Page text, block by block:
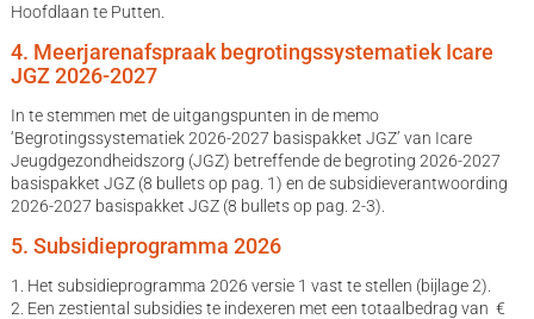
Hoofdlaan te Putten.
4. Meerjarenafspraak begrotingssystematiek Icare
JGZ 2026-2027
In te stemmen met de uitgangspunten in de memo
‘Begrotingssystematiek 2026-2027 basispakket JGZ’ van Icare
Jeugdgezondheidszorg (JGZ) betreffende de begroting 2026-2027
basispakket JGZ (8 bullets op pag. 1) en de subsidieverantwoording
2026-2027 basispakket JGZ (8 bullets op pag. 2-3).
5. Subsidieprogramma 2026
1. Het subsidieprogramma 2026 versie 1 vast te stellen (bijlage 2).
2. Een zestiental subsidies te indexeren met een totaalbedrag van €